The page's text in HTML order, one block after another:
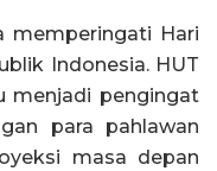
memperingati Hari
Indonesia. HUT
menjadi pengingat
para pahlawan
masa depan